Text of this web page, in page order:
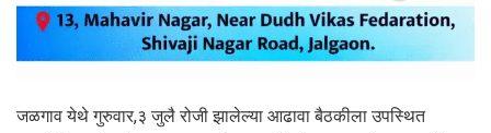
जळगाव येथे गुरुवार,३ जुलै रोजी झालेल्या आढावा बैठकीला उपस्थित